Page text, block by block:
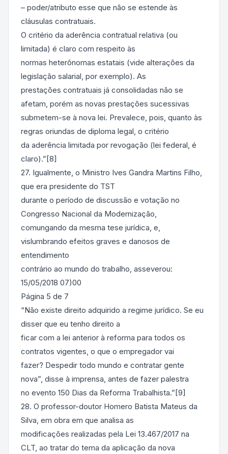
– poder/atributo esse que não se estende às
cláusulas contratuais.
O critério da aderência contratual relativa (ou
limitada) é claro com respeito às
normas heterônomas estatais (vide alterações da
legislação salarial, por exemplo). As
prestações contratuais já consolidadas não se
afetam, porém as novas prestações sucessivas
submetem-se à nova lei. Prevalece, pois, quanto às
regras oriundas de diploma legal, o critério
da aderência limitada por revogação (lei federal, é
claro).”[8]
27. Igualmente, o Ministro Ives Gandra Martins Filho,
que era presidente do TST
durante o período de discussão e votação no
Congresso Nacional da Modernização,
comungando da mesma tese jurídica, e,
vislumbrando efeitos graves e danosos de
entendimento
contrário ao mundo do trabalho, asseverou:
15/05/2018 07)00
Página 5 de 7
“Não existe direito adquirido a regime jurídico. Se eu
disser que eu tenho direito a
ficar com a lei anterior à reforma para todos os
contratos vigentes, o que o empregador vai
fazer? Despedir todo mundo e contratar gente
nova”, disse à imprensa, antes de fazer palestra
no evento 150 Dias da Reforma Trabalhista.”[9]
28. O professor-doutor Homero Batista Mateus da
Silva, em obra em que analisa as
modificações realizadas pela Lei 13.467/2017 na
CLT, ao tratar do tema da aplicação da nova